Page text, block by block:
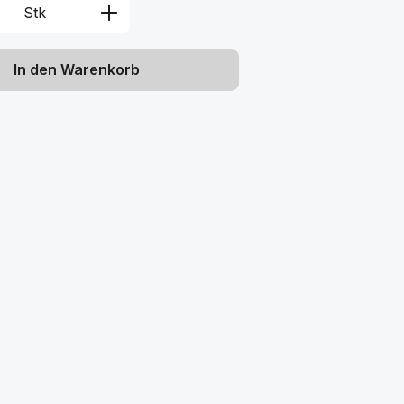
Anzahl: Gib den gewünschten Wert
Stk
In den Warenkorb